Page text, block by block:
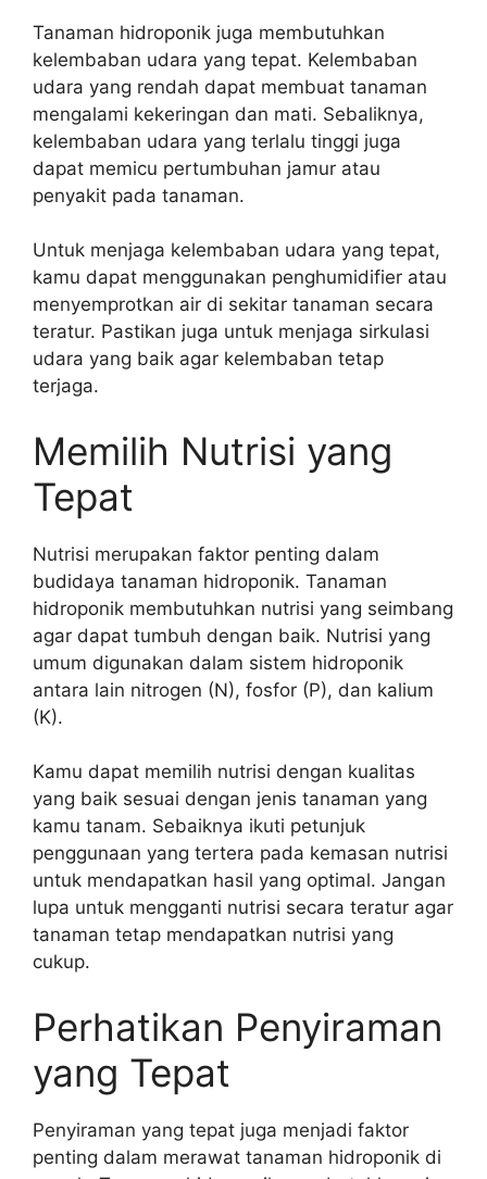
Tanaman hidroponik juga membutuhkan
kelembaban udara yang tepat. Kelembaban
udara yang rendah dapat membuat tanaman
mengalami kekeringan dan mati. Sebaliknya,
kelembaban udara yang terlalu tinggi juga
dapat memicu pertumbuhan jamur atau
penyakit pada tanaman.
Untuk menjaga kelembaban udara yang tepat,
kamu dapat menggunakan penghumidifier atau
menyemprotkan air di sekitar tanaman secara
teratur. Pastikan juga untuk menjaga sirkulasi
udara yang baik agar kelembaban tetap
terjaga.
Memilih Nutrisi yang
Tepat
Nutrisi merupakan faktor penting dalam
budidaya tanaman hidroponik. Tanaman
hidroponik membutuhkan nutrisi yang seimbang
agar dapat tumbuh dengan baik. Nutrisi yang
umum digunakan dalam sistem hidroponik
antara lain nitrogen (N), fosfor (P), dan kalium
(K).
Kamu dapat memilih nutrisi dengan kualitas
yang baik sesuai dengan jenis tanaman yang
kamu tanam. Sebaiknya ikuti petunjuk
penggunaan yang tertera pada kemasan nutrisi
untuk mendapatkan hasil yang optimal. Jangan
lupa untuk mengganti nutrisi secara teratur agar
tanaman tetap mendapatkan nutrisi yang
cukup.
Perhatikan Penyiraman
yang Tepat
Penyiraman yang tepat juga menjadi faktor
penting dalam merawat tanaman hidroponik di